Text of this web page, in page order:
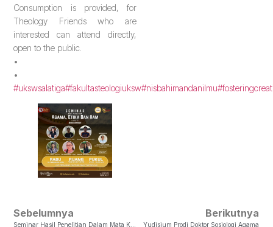
Consumption is provided, for
Theology Friends who are
interested can attend directly,
open to the public.
•
•
#ukswsalatiga#fakultasteologiuksw#nisbahimandanilmu
Sebelumnya Berikutnya
Yudisium Prodi Doktor Sosiologi Agama